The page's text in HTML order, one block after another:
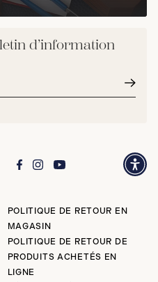
d’information
POLITIQUE DE RETOUR EN
MAGASIN
POLITIQUE DE RETOUR DE
PRODUITS ACHETÉS EN
LIGNE